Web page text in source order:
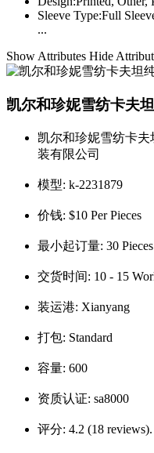
Sleeve Type:Full
...
Show Attributes Hide
凯尔和珍妮雪纺卡夫
凯尔和珍妮雪纺卡夫
装有限公司
模型: k-2231879
价钱: $10 Per Pieces
最小起订量: 30 Pieces
交货时间: 10 - 15
装运港: Xianyang
打包: Standard
容量: 600
资质认证: sa8000
评分: 4.2 (18 reviews).